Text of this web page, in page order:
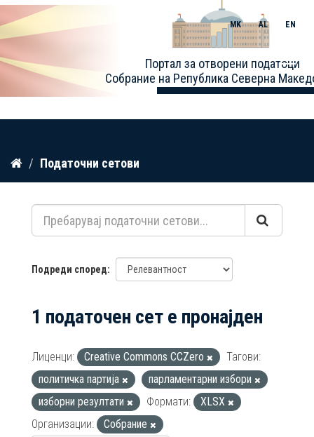
Прескокнете
содржина
Портал за отворени податоци
Собрание на Република Северна
MK AL EN
Toggle
Податочни сетови
Подреди според
1 податочен сет е пронајден
Лиценци: Creative Commons CCZero
Тагови:
политичка партија
парламентарни избори
изборни резултати
Формати:
XLSX
Организации:
Собрание